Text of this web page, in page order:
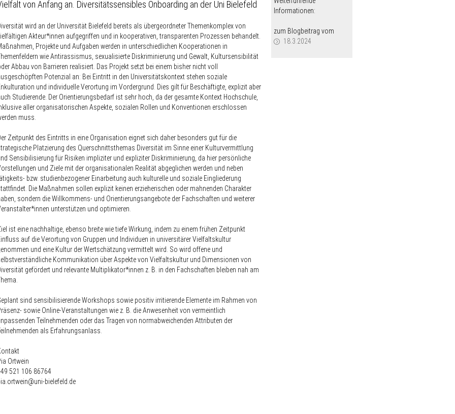
von Anfang an. Diversitätssensibles Onboarding an der Uni Bielefeld
wird an der Universität Bielefeld bereits als übergeordneter Themenkomplex von
Akteur*innen aufgegriffen und in kooperativen, transparenten Prozessen behandelt.
Projekte und Aufgaben werden in unterschiedlichen Kooperationen in
wie Antirassismus, sexualisierte Diskriminierung und Gewalt, Kultursensibilität
Abbau von Barrieren realisiert. Das Projekt setzt bei einem bisher nicht voll
Potenzial an: Bei Eintritt in den Universitätskontext stehen soziale
und individuelle Verortung im Vordergrund. Dies gilt für Beschäftigte, explizit aber
Studierende. Der Orientierungsbedarf ist sehr hoch, da der gesamte Kontext Hochschule,
aller organisatorischen Aspekte, sozialen Rollen und Konventionen erschlossen
muss.
Zeitpunkt des Eintritts in eine Organisation eignet sich daher besonders gut für die
Platzierung des Querschnittsthemas Diversität im Sinne einer Kulturvermittlung
Sensibilisierung für Risiken impliziter und expliziter Diskriminierung, da hier persönliche
und Ziele mit der organisationalen Realität abgeglichen werden und neben
bzw. studienbezogener Einarbeitung auch kulturelle und soziale Eingliederung
Die Maßnahmen sollen explizit keinen erzieherischen oder mahnenden Charakter
sondern die Willkommens- und Orientierungsangebote der Fachschaften und weiterer
unterstützen und optimieren.
ist eine nachhaltige, ebenso breite wie tiefe Wirkung, indem zu einem frühen Zeitpunkt
auf die Verortung von Gruppen und Individuen in universitärer Vielfaltskultur
und eine Kultur der Wertschätzung vermittelt wird. So wird offene und
Kommunikation über Aspekte von Vielfaltskultur und Dimensionen von
gefördert und relevante Multiplikator*innen z. B. in den Fachschaften bleiben nah am
sind sensibilisierende Workshops sowie positiv irritierende Elemente im Rahmen von
sowie Online-Veranstaltungen wie z. B. die Anwesenheit von vermeintlich
Teilnehmenden oder das Tragen von normabweichenden Attributen der
als Erfahrungsanlass.
Ortwein
521 106 86764
bielefeld.de
Informationen:
zum Blogbeitrag vom
18.3.2024